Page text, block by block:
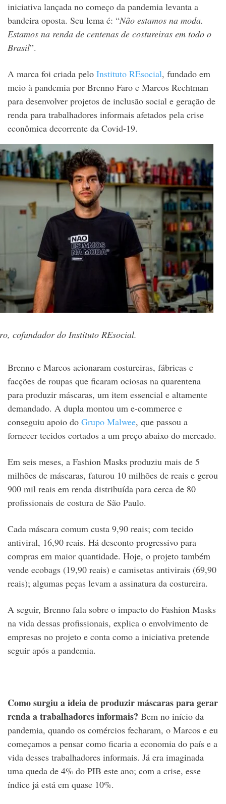
iniciativa lançada no começo da pandemia levanta a
bandeira oposta. Seu lema é: “Não estamos na moda.
Estamos na renda de centenas de costureiras em todo o
Brasil”.
A marca foi criada pelo Instituto REsocial, fundado em
meio à pandemia por Brenno Faro e Marcos Rechtman
para desenvolver projetos de inclusão social e geração de
renda para trabalhadores informais afetados pela crise
econômica decorrente da Covid-19.
cofundador do Instituto REsocial.
Brenno e Marcos acionaram costureiras, fábricas e
facções de roupas que ficaram ociosas na quarentena
para produzir máscaras, um item essencial e altamente
demandado. A dupla montou um e-commerce e
conseguiu apoio do Grupo Malwee, que passou a
fornecer tecidos cortados a um preço abaixo do mercado.
Em seis meses, a Fashion Masks produziu mais de 5
milhões de máscaras, faturou 10 milhões de reais e gerou
900 mil reais em renda distribuída para cerca de 80
profissionais de costura de São Paulo.
Cada máscara comum custa 9,90 reais; com tecido
antiviral, 16,90 reais. Há desconto progressivo para
compras em maior quantidade. Hoje, o projeto também
vende ecobags (19,90 reais) e camisetas antivirais (69,90
reais); algumas peças levam a assinatura da costureira.
A seguir, Brenno fala sobre o impacto do Fashion Masks
na vida dessas profissionais, explica o envolvimento de
empresas no projeto e conta como a iniciativa pretende
seguir após a pandemia.
Como surgiu a ideia de produzir máscaras para gerar
renda a trabalhadores informais? Bem no início da
pandemia, quando os comércios fecharam, o Marcos e eu
começamos a pensar como ficaria a economia do país e a
vida desses trabalhadores informais. Já era imaginada
uma queda de 4% do PIB este ano; com a crise, esse
índice já está em quase 10%.